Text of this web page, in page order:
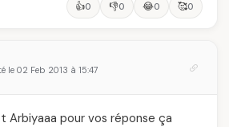
👍0 👎0 😂0 🥰0
le 02 Feb 2013 à 15:47
Arbiyaaa pour vos réponse ça